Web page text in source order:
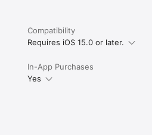
Compatibility
Requires iOS 15.0 or later.
In-App Purchases
Yes